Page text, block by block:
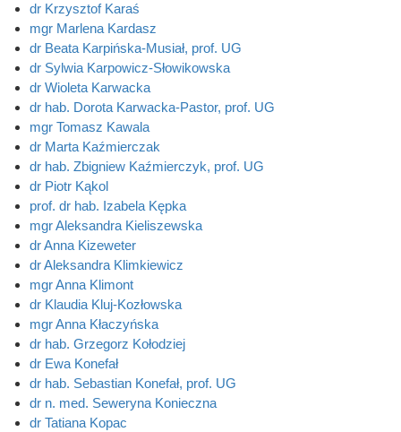
dr Krzysztof Karaś
mgr Marlena Kardasz
dr Beata Karpińska-Musiał, prof. UG
dr Sylwia Karpowicz-Słowikowska
dr Wioleta Karwacka
dr hab. Dorota Karwacka-Pastor, prof. UG
mgr Tomasz Kawala
dr Marta Kaźmierczak
dr hab. Zbigniew Kaźmierczyk, prof. UG
dr Piotr Kąkol
prof. dr hab. Izabela Kępka
mgr Aleksandra Kieliszewska
dr Anna Kizeweter
dr Aleksandra Klimkiewicz
mgr Anna Klimont
dr Klaudia Kluj-Kozłowska
mgr Anna Kłaczyńska
dr hab. Grzegorz Kołodziej
dr Ewa Konefał
dr hab. Sebastian Konefał, prof. UG
dr n. med. Seweryna Konieczna
dr Tatiana Kopac